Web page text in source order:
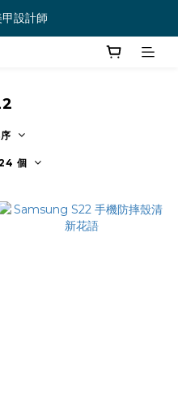
設計師
個